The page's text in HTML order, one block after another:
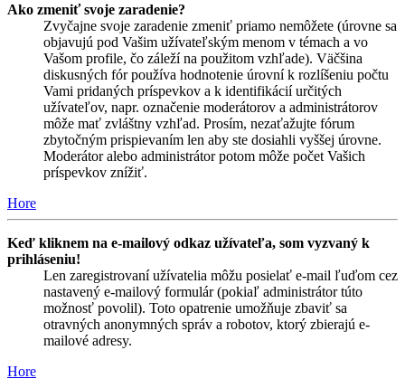
Ako zmeniť svoje zaradenie?
Zvyčajne svoje zaradenie zmeniť priamo nemôžete (úrovne sa
objavujú pod Vašim užívateľským menom v témach a vo
Vašom profile, čo záleží na použitom vzhľade). Väčšina
diskusných fór používa hodnotenie úrovní k rozlíšeniu počtu
Vami pridaných príspevkov a k identifikácií určitých
užívateľov, napr. označenie moderátorov a administrátorov
môže mať zvláštny vzhľad. Prosím, nezaťažujte fórum
zbytočným prispievaním len aby ste dosiahli vyššej úrovne.
Moderátor alebo administrátor potom môže počet Vašich
príspevkov znížiť.
Hore
Keď kliknem na e-mailový odkaz užívateľa, som vyzvaný k
prihláseniu!
Len zaregistrovaní užívatelia môžu posielať e-mail ľuďom cez
nastavený e-mailový formulár (pokiaľ administrátor túto
možnosť povolil). Toto opatrenie umožňuje zbaviť sa
otravných anonymných správ a robotov, ktorý zbierajú e-
mailové adresy.
Hore